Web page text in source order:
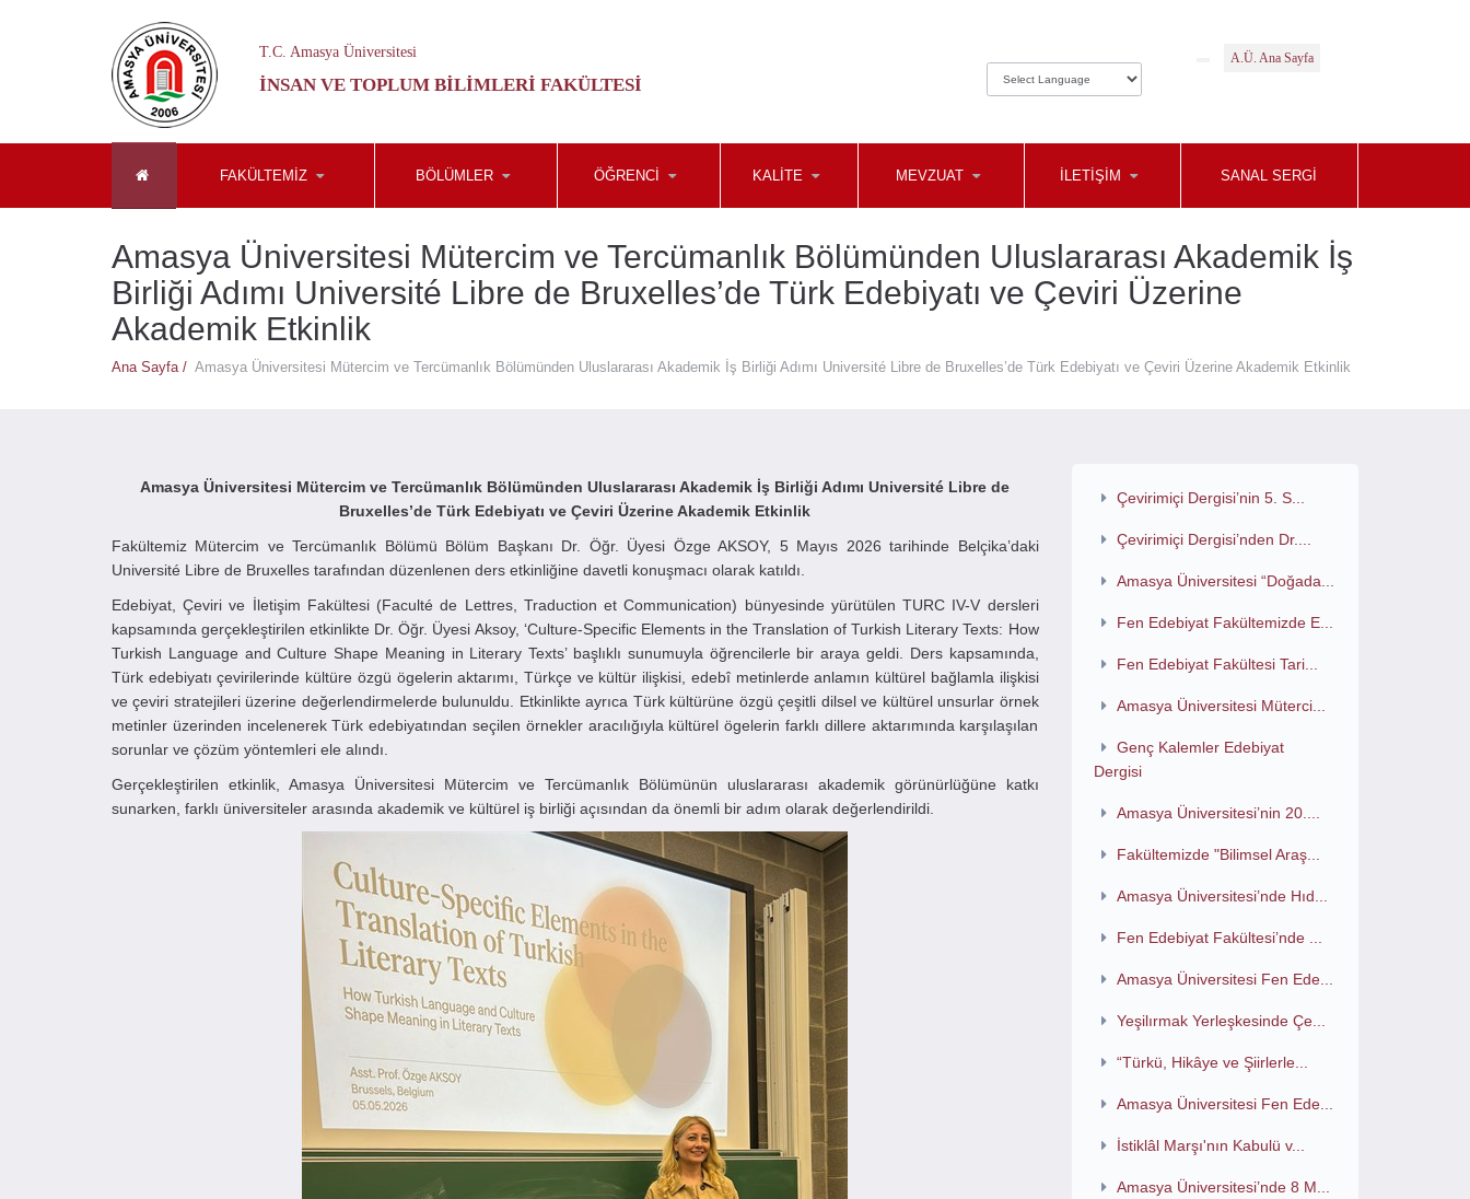
T.C. Amasya Üniversitesi
İNSAN VE TOPLUM BILIMLERI FAKÜLTESI
A.Ü. Ana Sayfa
FAKÜLTEMİZ BÖLÜMLER ÖĞRENCİ KALİTE MEVZUAT İLETİŞİM SANAL SERGİ
Amasya Üniversitesi Mütercim ve Tercümanlık Bölümünden Uluslararası Akademik İş
Birliği Adımı Université Libre de Bruxelles’de Türk Edebiyatı ve Çeviri Üzerine
Akademik Etkinlik
Ana Sayfa / Amasya Üniversitesi Mütercim ve Tercümanlık Bölümünden Uluslararası Akademik İş Birliği Adımı Université Libre de Bruxelles’de Türk Edebiyatı ve Çeviri Üzerine Akademik Etkinlik
Amasya Üniversitesi Mütercim ve Tercümanlık Bölümünden Uluslararası Akademik İş Birliği Adımı Université Libre de
Bruxelles’de Türk Edebiyatı ve Çeviri Üzerine Akademik Etkinlik
Fakültemiz Mütercim ve Tercümanlık Bölümü Bölüm Başkanı Dr. Öğr. Üyesi Özge AKSOY, 5 Mayıs 2026 tarihinde Belçika’daki
Université Libre de Bruxelles tarafından düzenlenen ders etkinliğine davetli konuşmacı olarak katıldı.
Edebiyat, Çeviri ve İletişim Fakültesi (Faculté de Lettres, Traduction et Communication) bünyesinde yürütülen TURC IV-V dersleri
kapsamında gerçekleştirilen etkinlikte Dr. Öğr. Üyesi Aksoy, ‘Culture-Specific Elements in the Translation of Turkish Literary Texts: How
Turkish Language and Culture Shape Meaning in Literary Texts’ başlıklı sunumuyla öğrencilerle bir araya geldi. Ders kapsamında,
Türk edebiyatı çevirilerinde kültüre özgü ögelerin aktarımı, Türkçe ve kültür ilişkisi, edebî metinlerde anlamın kültürel bağlamla ilişkisi
ve çeviri stratejileri üzerine değerlendirmelerde bulunuldu. Etkinlikte ayrıca Türk kültürüne özgü çeşitli dilsel ve kültürel unsurlar örnek
metinler üzerinden incelenerek Türk edebiyatından seçilen örnekler aracılığıyla kültürel ögelerin farklı dillere aktarımında karşılaşılan
sorunlar ve çözüm yöntemleri ele alındı.
Gerçekleştirilen etkinlik, Amasya Üniversitesi Mütercim ve Tercümanlık Bölümünün uluslararası akademik görünürlüğüne katkı
sunarken, farklı üniversiteler arasında akademik ve kültürel iş birliği açısından da önemli bir adım olarak değerlendirildi.
Çevirimiçi Dergisi’nin 5. S...
Çevirimiçi Dergisi’nden Dr....
Amasya Üniversitesi “Doğada...
Fen Edebiyat Fakültemizde E...
Fen Edebiyat Fakültesi Tari...
Amasya Üniversitesi Müterci...
Genç Kalemler Edebiyat
Dergisi
Amasya Üniversitesi’nin 20....
Fakültemizde "Bilimsel Araş...
Amasya Üniversitesi’nde Hıd...
Fen Edebiyat Fakültesi’nde ...
Amasya Üniversitesi Fen Ede...
Yeşilırmak Yerleşkesinde Çe...
“Türkü, Hikâye ve Şiirlerle...
Amasya Üniversitesi Fen Ede...
İstiklâl Marşı'nın Kabulü v...
Amasya Üniversitesi’nde 8 M...